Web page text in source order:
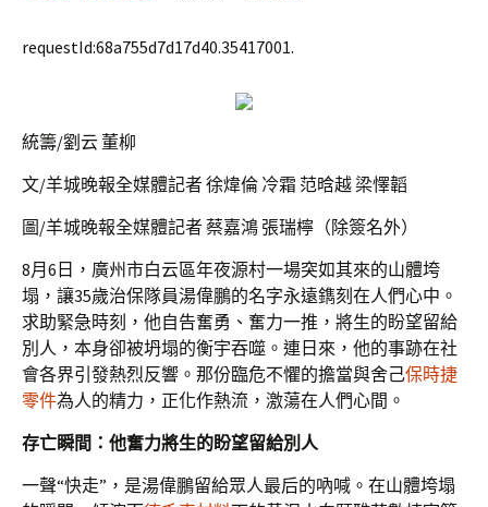
requestId:68a755d7d17d40.35417001.
統籌/劉云 董柳
文/羊城晚報全媒體記者 徐煒倫 冷霜 范晗越 梁懌韜
圖/羊城晚報全媒體記者 蔡嘉鴻 張瑞檸（除簽名外）
8月6日，廣州市白云區年夜源村一場突如其來的山體垮
塌，讓35歲治保隊員湯偉鵬的名字永遠鐫刻在人們心中。
求助緊急時刻，他自告奮勇、奮力一推，將生的盼望留給
別人，本身卻被坍塌的衡宇吞噬。連日來，他的事跡在社
會各界引發熱烈反響。那份臨危不懼的擔當與舍己保時捷
零件為人的精力，正化作熱流，激蕩在人們心間。
存亡瞬間：他奮力將生的盼望留給別人
一聲“快走”，是湯偉鵬留給眾人最后的吶喊。在山體垮塌